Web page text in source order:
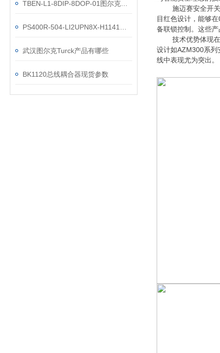
武汉图尔克Turck产品有哪些
BK1120总线耦合器现货参数
施迈赛安全开
目红色设计，能够
备联锁控制。这些
技术优势体现
设计如AZM300系列
线中表现尤为突出。